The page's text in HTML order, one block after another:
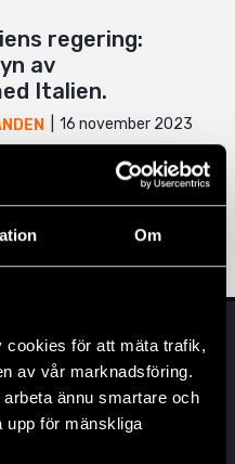
Om
cookies för att mäta trafik,
av vår marknadsföring.
ännu smartare och
upp för mänskliga
regering:
av
Italien.
16 november 2023
som inte ska
2022